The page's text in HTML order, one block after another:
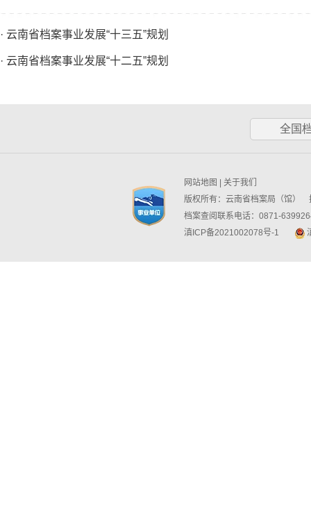
· 云南省档案事业发展“十三五”规划
· 云南省档案事业发展“十二五”规划
全国
网站地图
关于我们
版权所有：云南省档案局（馆）
档案查阅联系电话：0871-
滇ICP备2021002078号-1